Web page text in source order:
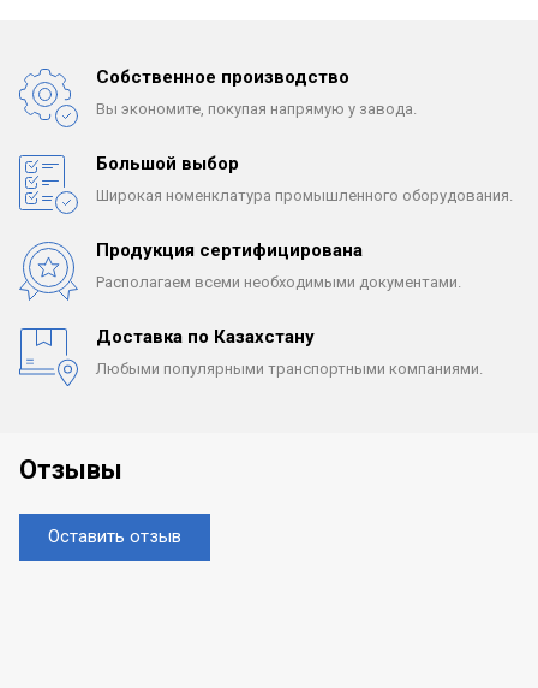
Собственное производство
Вы экономите, покупая напрямую у завода.
Большой выбор
Широкая номенклатура промышленного оборудования.
Продукция сертифицирована
Располагаем всеми необходимыми документами.
Доставка по Казахстану
Любыми популярными транспортными компаниями.
Отзывы
Оставить отзыв